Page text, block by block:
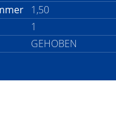
1,50
1
GEHOBEN